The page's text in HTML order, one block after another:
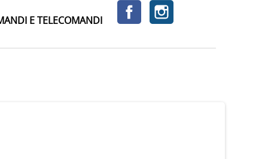
E TELECOMANDI
FACEBOOKINSTAGRAM